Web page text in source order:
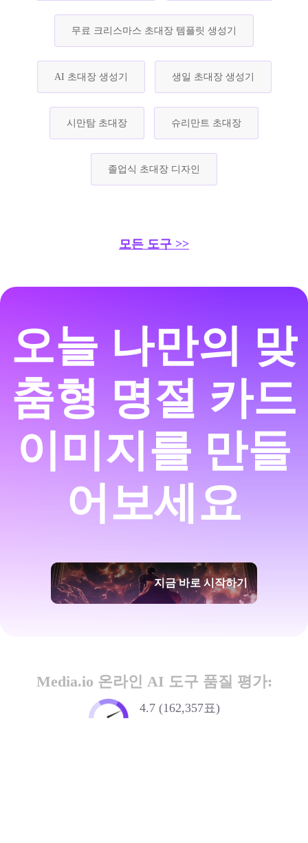
무료 크리스마스 초대장 템플릿 생성기
AI 초대장 생성기 생일 초대장 생성기
시만탐 초대장 슈리만트 초대장
졸업식 초대장 디자인
모든 도구 >>
오늘 나만의 맞
춤형 명절 카드
이미지를 만들
어보세요
지금 바로 시작하기
Media.io 온라인 AI 도구 품질 평가:
4.7 (162,357표)